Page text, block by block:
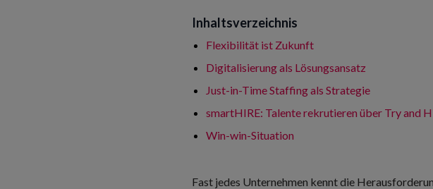
Inhaltsverzeichnis
Flexibilität ist Zukunft
Digitalisierung als Lösungsansatz
Just-in-Time Staffing als Strategie
smartHIRE: Talente rekrutieren über Try and
Win-win-Situation
Fast jedes Unternehmen kennt die